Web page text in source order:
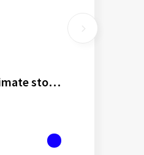
Prixton Flex Ultimate stofzuiger